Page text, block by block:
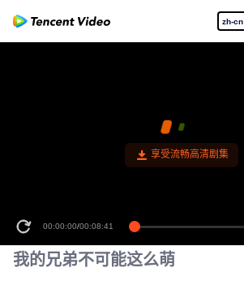
zh-cn
享受流畅高清剧集
00:00:00/00:08:41
我的兄弟不可能这么萌